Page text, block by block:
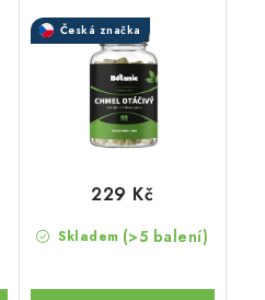
Česká značka
Skladem (>5 balení)
229 Kč